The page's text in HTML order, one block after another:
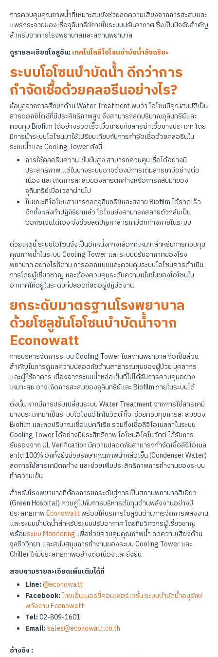
การควบคุมคุณภาพน้ำที่เหมาะสมยังช่วยลดความเสี่ยงจากการสะสมและ
แพร่กระจายของเชื้อจุลินทรีย์ภายในระบบปรับอากาศ ซึ่งเป็นปัจจัยสำคัญ
สำหรับอาคารโรงพยาบาลและสถานพยาบาล
ดูรายละเอียดโซลูชัน:เทคโนโลยีโอโซนบำบัดน้ำอัจฉริยะ
ระบบโอโซนบำบัดน้ำ ดีกว่าการ
กำจัดเชื้อด้วยคลอรีนอย่างไร?
ข้อมูลจากการศึกษาด้าน Water Treatment พบว่า โอโซนมีคุณสมบัติเป็น
สารออกซิไดซ์ที่มีประสิทธิภาพสูง จึงสามารถลดปริมาณจุลินทรีย์และ
ควบคุม Biofilm ได้อย่างรวดเร็วเมื่อเทียบกับสารฆ่าเชื้อบางประเภท โดย
มีการนำระบบโอโซนมาใช้เปรียบเทียบกับการกำจัดเชื้อด้วยคลอรีนใน
ระบบน้ำและ Cooling Tower ดังนี้
การใช้คลอรีนความเข้มข้นสูง สามารถควบคุมเชื้อได้อย่างมี
ประสิทธิภาพ แต่ในบางระบบอาจต้องมีการเติมสารเคมีอย่างต่อ
เนื่อง และเกิดการสะสมของสารตกค้างหรือการกลับมาของ
จุลินทรีย์เมื่อเวลาผ่านไป
ในขณะที่โอโซนสามารถลดจุลินทรีย์และสลาย Biofilm ได้รวดเร็ว
อีกทั้งหลังทำปฏิกิริยาแล้ว โอโซนยังสามารถสลายตัวกลับเป็น
ออกซิเจนได้เอง จึงช่วยลดปัญหาสารเคมีตกค้างภายในระบบ
ด้วยเหตุนี้ ระบบโอโซนจึงเป็นอีกหนึ่งทางเลือกที่เหมาะสำหรับการควบคุม
คุณภาพน้ำในระบบ Cooling Tower และระบบปรับอากาศของโรง
พยาบาล อย่างไรก็ตาม การออกแบบและควบคุมระบบโอโซนควรดำเนิน
การโดยผู้เชี่ยวชาญ และต้องควบคุมระดับความเข้มข้นของโอโซนใน
อากาศให้อยู่ในระดับที่ปลอดภัยต่อผู้ปฏิบัติงาน
ยกระดับมาตรฐานโรงพยาบาล
ด้วยโซลูชันโอโซนบำบัดน้ำจาก
Econowatt
การบริหารจัดการระบบ Cooling Tower ในสถานพยาบาล ถือเป็นส่วน
สำคัญในการดูแลความปลอดภัยด้านสาธารณสุขของผู้ป่วย บุคลากร
และผู้ใช้อาคาร เนื่องจากระบบน้ำหล่อเย็นที่ไม่ได้รับการควบคุมอย่าง
เหมาะสม อาจเกิดการสะสมของจุลินทรีย์และ Biofilm ภายในระบบได้
ดังนั้น หากมีการปรับเปลี่ยนระบบ Water Treatment จากการใช้สารเคมี
บางประเภทมาเป็นระบบโอโซนอีโคโนวัตต์ ก็จะช่วยควบคุมการสะสมของ
Biofilm และลดปริมาณเชื้อแบคทีเรีย รวมถึงเชื้อลีจิโอเนลลาในระบบ
Cooling Tower ได้อย่างมีประสิทธิภาพ โอโซนอีโคโนวัตต์ ได้รับการ
รับรองจาก UL Verification มีความปลอดภัยสามารถกำจัดเชื้อลีจิโอเนล
ลาได้ 100% อีกทั้งยังช่วยรักษาคุณภาพน้ำหล่อเย็น (Condenser Water)
ลดการใช้สารเคมีตกค้าง และช่วยเพิ่มประสิทธิภาพการทำงานของระบบ
ทำความเย็น
สำหรับโรงพยาบาลที่ต้องการยกระดับสู่การเป็นสถานพยาบาลสีเขียว
(Green Hospital) ควบคู่ไปกับการบริหารต้นทุนด้านพลังงานอย่างมี
ประสิทธิภาพEconowatt พร้อมให้บริการโซลูชันด้านการจัดการพลังงาน
และระบบบำบัดน้ำสำหรับระบบปรับอากาศ โดยทีมวิศวกรผู้เชี่ยวชาญ
พร้อมระบบ Monitoring เพื่อช่วยควบคุมคุณภาพน้ำ ลดความเสี่ยงด้าน
จุลชีววิทยา และสนับสนุนการทำงานของระบบ Cooling Tower และ
Chiller ให้มีประสิทธิภาพอย่างต่อเนื่องและยั่งยืน
สอบถามรายละเอียดเพิ่มเติมได้ที่
Line:@econowatt
Facebook:ไทยเอ็นเนอร์ยี่คอนเซอร์เวชั่น ระบบบำบัดน้ำอนุรักษ์
พลังงาน Econowatt
Tel:02-809-1601
Email:sales@econowatt.co.th
อ้างอิง :